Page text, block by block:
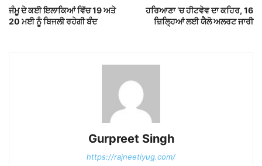
ਜੰਮੂ ਦੇ ਕਈ ਇਲਾਕਿਆਂ ਵਿੱਚ 19 ਅਤੇ
20 ਮਈ ਨੂੰ ਬਿਜਲੀ ਰਹੇਗੀ ਬੰਦ
ਹਰਿਆਣਾ ‘ਚ ਹੀਟਵੇਵ ਦਾ ਕਹਿਰ, 16
ਜ਼ਿਲ੍ਹਿਆਂ ਲਈ ਯੈਲੋ ਅਲਰਟ ਜਾਰੀ
Gurpreet Singh
https://rajneetiyug.com/